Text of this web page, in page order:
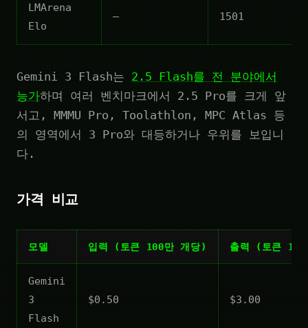
LMArena
Elo
— 1501
Gemini 3 Flash는 2.5 Flash를 전 분야에서
능가하며 여러 벤치마크에서 2.5 Pro를 크게 앞
서고, MMMU Pro, Toolathlon, MPC Atlas 등
의 영역에서 3 Pro와 대등하거나 우위를 보입니
다.
가격 비교
모델 입력 (토큰 100만 개당) 출력 (토큰
Gemini
3
Flash
$0.50 $3.00